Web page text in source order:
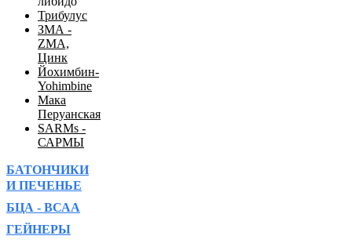
Трибулус
ЗМА -
ZMA,
Цинк
Йохимбин-
Yohimbine
Мака
Перуанская
SARMs -
САРМЫ
БАТОНЧИКИ
И ПЕЧЕНЬЕ
БЦА - ВСАА
ГЕЙНЕРЫ